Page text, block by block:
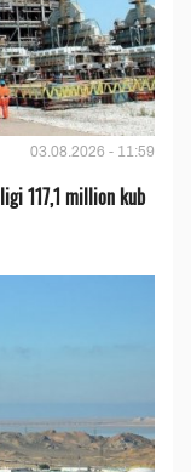
03.08.2026 - 11:59
117,1 million kub